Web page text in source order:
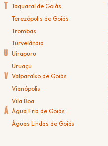
T Taquaral de Goiás
Terezópolis de Goiás
Trombas
Turvelândia
U Uirapuru
Uruaçu
V Valparaíso de Goiás
Vianópolis
Vila Boa
Á Água Fria de Goiás
Águas Lindas de Goiás